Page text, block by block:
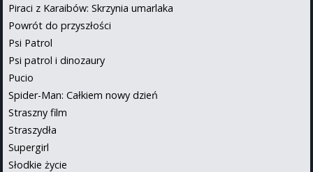
Piraci z Karaibów: Skrzynia umarlaka
Powrót do przyszłości
Psi Patrol
Psi patrol i dinozaury
Pucio
Spider-Man: Całkiem nowy dzień
Straszny film
Straszydła
Supergirl
Słodkie życie